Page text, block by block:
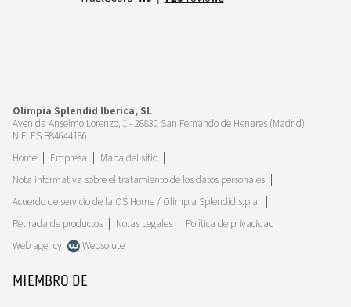
Olimpia Splendid Iberica, SL
Avenida Anselmo Lorenzo, 1 - 28830 San Fernando de Henares (Madrid)
NIF: ES B84644186
Home
Empresa
Mapa del sitio
Nota informativa sobre el tratamiento de los datos personales
Acuerdo de servicio de la OS Home / Olimpia Splendid s.p.a.
Retirada de productos
Notas Legales
Política de privacidad
Web agency
Websolute
MIEMBRO DE